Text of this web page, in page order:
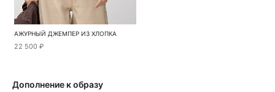
АЖУРНЫЙ ДЖЕМПЕР ИЗ ХЛОПКА
22 500 ₽
Дополнение к образу